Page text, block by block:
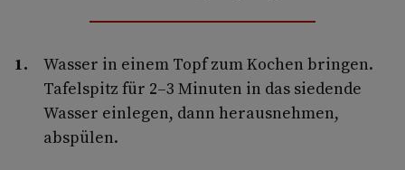
Wasser in einem Topf zum Kochen bringen.
Tafelspitz für 2–3 Minuten in das siedende
Wasser einlegen, dann herausnehmen,
abspülen.